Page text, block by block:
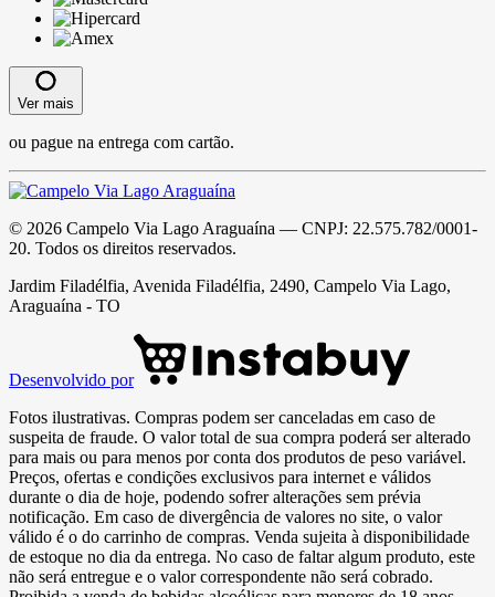
Ver mais
ou pague na entrega com cartão.
© 2026 Campelo Via Lago Araguaína — CNPJ: 22.575.782/0001-
20. Todos os direitos reservados.
Jardim Filadélfia, Avenida Filadélfia, 2490, Campelo Via Lago,
Araguaína - TO
Desenvolvido por
Fotos ilustrativas. Compras podem ser canceladas em caso de
suspeita de fraude. O valor total de sua compra poderá ser alterado
para mais ou para menos por conta dos produtos de peso variável.
Preços, ofertas e condições exclusivos para internet e válidos
durante o dia de hoje, podendo sofrer alterações sem prévia
notificação. Em caso de divergência de valores no site, o valor
válido é o do carrinho de compras. Venda sujeita à disponibilidade
de estoque no dia da entrega. No caso de faltar algum produto, este
não será entregue e o valor correspondente não será cobrado.